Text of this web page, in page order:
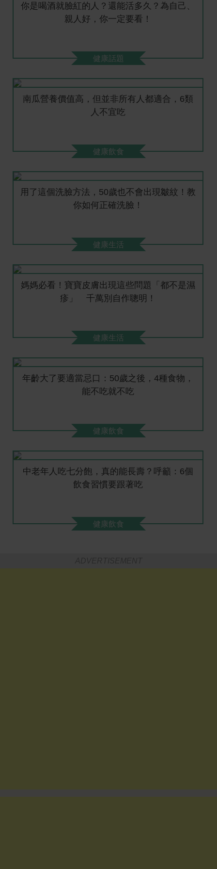
你是喝酒就臉紅的人？還能活多久？為自己、
親人好，你一定要看！
健康話題
南瓜營養價值高，但並非所有人都適合，6類
人不宜吃
健康飲食
用了這個洗臉方法，50歲也不會出現皺紋！教
你如何正確洗臉！
健康生活
媽媽必看！寶寶皮膚出現這些問題「都不是濕
疹」 千萬別自作聰明！
健康生活
年齡大了要適當忌口：50歲之後，4種食物，
能不吃就不吃
健康飲食
中老年人吃七分飽，真的能長壽？呼籲：6個
飲食習慣要跟著吃
健康飲食